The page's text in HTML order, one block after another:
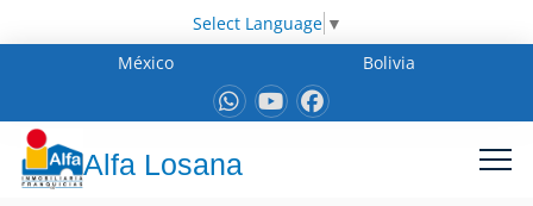
Select Language ▼
México
Bolivia
Alfa Losana